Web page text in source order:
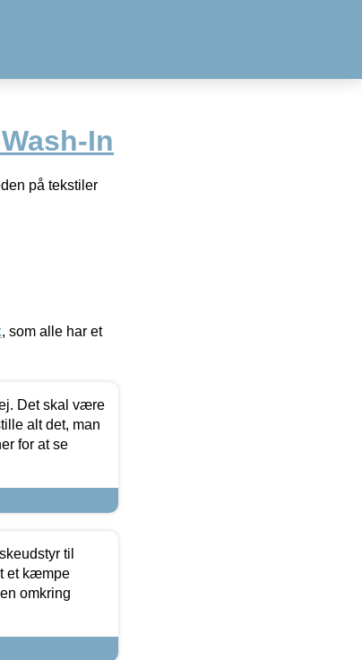
In
på tekstiler
, som alle har et
Det skal være
alt det, man
for at se
til
et kæmpe
omkring